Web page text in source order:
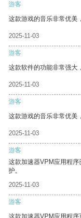
游客
这款游戏的音乐非常优美
2025-11-03
游客
这款软件的功能非常强大
2025-11-03
游客
这款游戏的音乐非常优美
2025-11-03
游客
这款加速器VPM应用程
护。
2025-11-03
游客
这款加速器VPM应用程序